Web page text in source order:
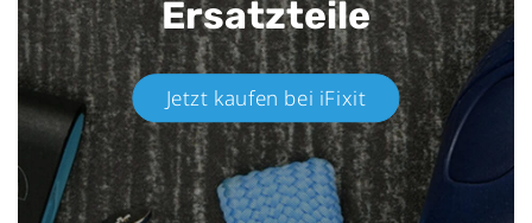
Ersatzteile
Jetzt kaufen bei iFixit​